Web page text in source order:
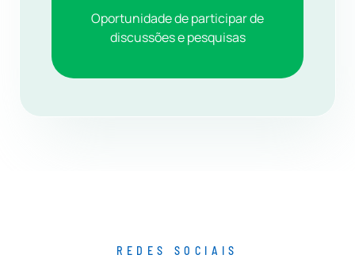
Oportunidade de participar de
discussões e pesquisas
REDES SOCIAIS